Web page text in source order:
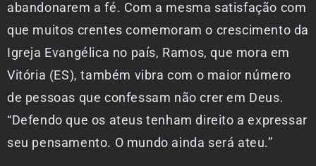
abandonarem a fé. Com a mesma satisfação com
que muitos crentes comemoram o crescimento da
Igreja Evangélica no país, Ramos, que mora em
Vitória (ES), também vibra com o maior número
de pessoas que confessam não crer em Deus.
“Defendo que os ateus tenham direito a expressar
seu pensamento. O mundo ainda será ateu.”